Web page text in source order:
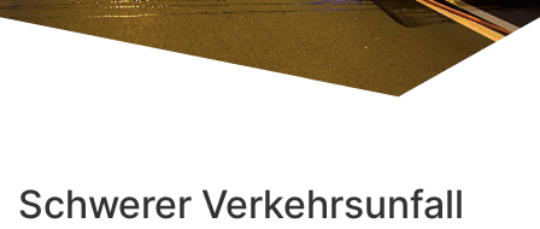
Schwerer Verkehrsunfall